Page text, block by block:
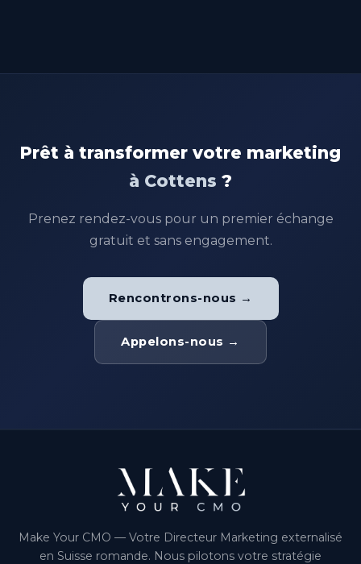
Prêt à transformer votre marketing
à Cottens ?
Prenez rendez-vous pour un premier échange
gratuit et sans engagement.
Rencontrons-nous →
Appelons-nous →
Make Your CMO — Votre Directeur Marketing externalisé
en Suisse romande. Nous pilotons votre stratégie